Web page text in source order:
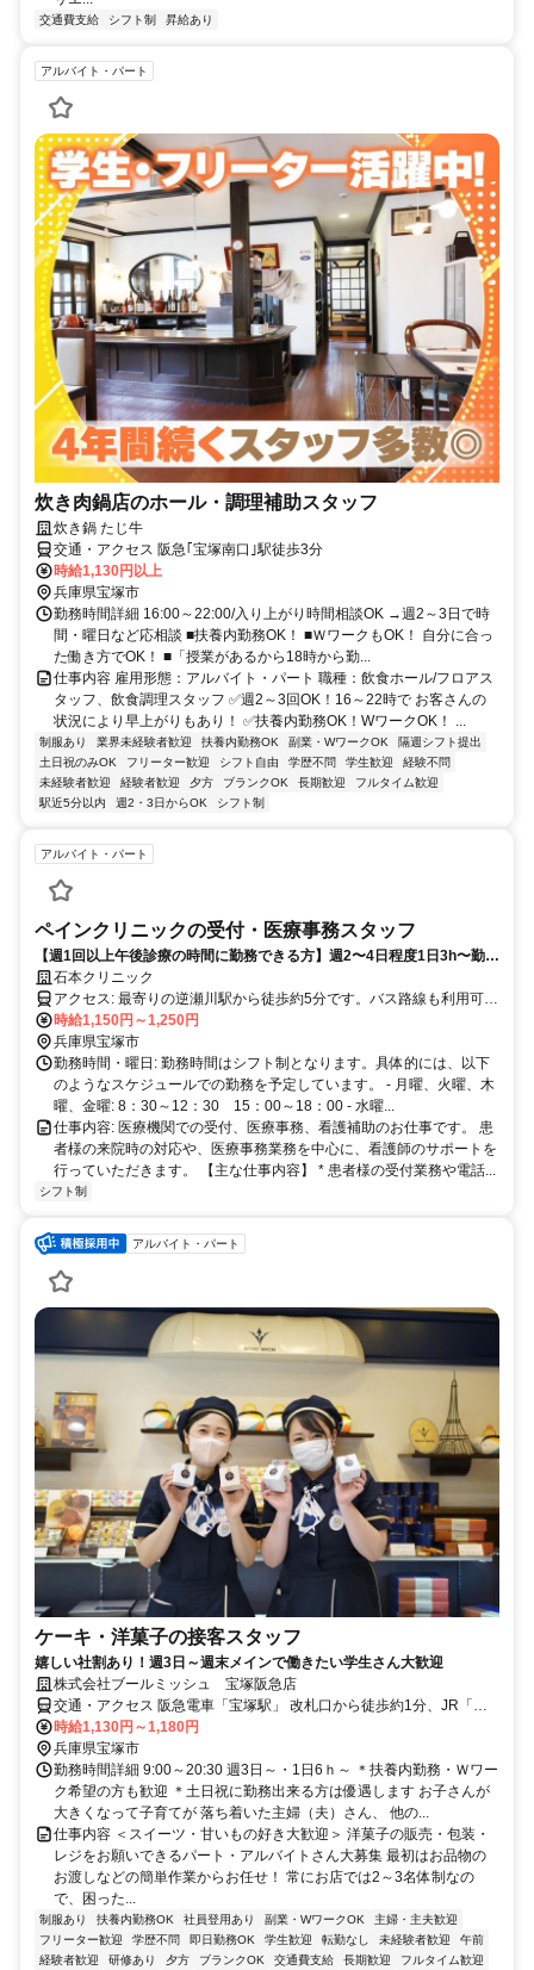
交通費支給 シフト制 昇給あり
アルバイト・パート
炊き肉鍋店のホール・調理補助スタッフ
炊き鍋 たじ牛
交通・アクセス 阪急｢宝塚南口｣駅徒歩3分
時給1,130円以上
兵庫県宝塚市
勤務時間詳細 16:00～22:00/入り上がり時間相談OK →週2～3日で時
間・曜日など応相談 ■扶養内勤務OK！ ■ＷワークもOK！ 自分に合っ
た働き方でOK！ ■「授業があるから18時から勤...
仕事内容 雇用形態：アルバイト・パート 職種：飲食ホール/フロアス
タッフ、飲食調理スタッフ ✅週2～3回OK！16～22時で お客さんの
状況により早上がりもあり！ ✅扶養内勤務OK！WワークOK！ ...
制服あり 業界未経験者歓迎 扶養内勤務OK 副業・WワークOK
隔週シフト提出
土日祝のみOK
フリーター歓迎 シフト自由 学歴不問 学生歓迎
経験不問
未経験者歓迎
経験者歓迎 夕方 ブランクOK 長期歓迎
フルタイム歓迎
駅近5分以内
週2・3日からOK シフト制
アルバイト・パート
ペインクリニックの受付・医療事務スタッフ
【週1回以上午後診療の時間に勤務できる方】週2〜4日程度1日3h〜勤務
OK｜子育てとの両立OK｜扶養内勤務OK
石本クリニック
アクセス: 最寄りの逆瀬川駅から徒歩約5分です。バス路線も利用可能
で、逆瀬川駅停留所からは徒歩5分でアクセスできます。通勤に便利
な立地ですので、ぜひご応募ください。
時給1,150円～1,250円
兵庫県宝塚市
勤務時間・曜日: 勤務時間はシフト制となります。具体的には、以下
のようなスケジュールでの勤務を予定しています。 - 月曜、火曜、木
曜、金曜: 8：30～12：30 15：00～18：00 - 水曜...
仕事内容: 医療機関での受付、医療事務、看護補助のお仕事です。 患
者様の来院時の対応や、医療事務業務を中心に、看護師のサポートを
行っていただきます。 【主な仕事内容】 * 患者様の受付業務や電話...
シフト制
アルバイト・パート
ケーキ・洋菓子の接客スタッフ
嬉しい社割あり！週3日～週末メインで働きたい学生さん大歓迎
株式会社ブールミッシュ 宝塚阪急店
交通・アクセス 阪急電車「宝塚駅」 改札口から徒歩約1分、JR「宝
塚駅」から徒歩約3分
時給1,130円～1,180円
兵庫県宝塚市
勤務時間詳細 9:00～20:30 週3日～・1日6ｈ～ ＊扶養内勤務・Ｗワー
ク希望の方も歓迎 ＊土日祝に勤務出来る方は優遇します お子さんが
大きくなって子育てが 落ち着いた主婦（夫）さん、 他の...
仕事内容 ＜スイーツ・甘いもの好き大歓迎＞ 洋菓子の販売・包装・
レジをお願いできるパート・アルバイトさん大募集 最初はお品物の
お渡しなどの簡単作業からお任せ！ 常にお店では2～3名体制なの
で、困った...
制服あり 扶養内勤務OK 社員登用あり 副業・WワークOK
主婦・主夫歓迎
フリーター歓迎
学歴不問 即日勤務OK 学生歓迎 転勤なし 未経験者歓迎
午前
経験者歓迎
研修あり 夕方 ブランクOK 交通費支給 長期歓迎
フルタイム歓迎